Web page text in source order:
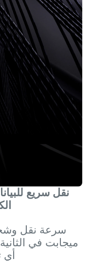
نقل سريع
ميجابت في
أي